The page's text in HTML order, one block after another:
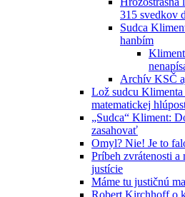
315 svedkov
Sudca
hanbím
Archív KSČ
Lož sudcu
matematickej
„Sudca“ Kliment:
zasahovať
Omyl? Nie! Je to
Príbeh zvrátenosti a
justície
Máme tu justičnú
Robert Kirchhoff o